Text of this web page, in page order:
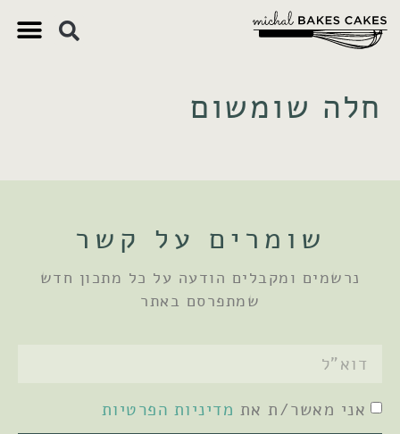
חלה שומשום
שומרים על קשר
נרשמים ומקבלים הודעה על כל מתכון חדש
שמתפרסם באתר
אני מאשר/ת את מדיניות הפרטיות